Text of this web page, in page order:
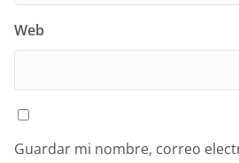
Web
Guardar mi nombre, correo